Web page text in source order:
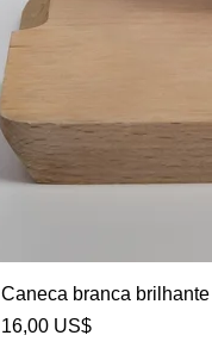
Caneca branca
Preço
16,00 US$